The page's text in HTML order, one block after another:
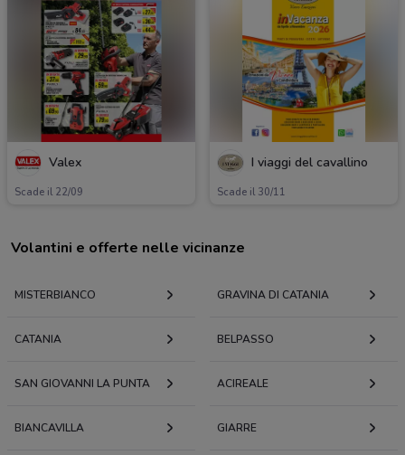
Valex
Scade il 22/09
I viaggi del cavallino
Scade il 30/11
Volantini e offerte nelle vicinanze
MISTERBIANCO GRAVINA DI CATANIA
CATANIA BELPASSO
SAN GIOVANNI LA PUNTA ACIREALE
BIANCAVILLA GIARRE